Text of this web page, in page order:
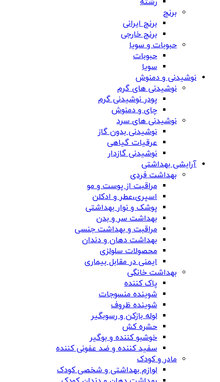
برنج
برنج ایرانی
برنج خارجی
حبوبات و سویا
حبوبات
سویا
نوشیدنی و دمنوش
نوشیدنی های گرم
پودر نوشیدنی گرم
چای و دمنوش
نوشیدنی های سرد
نوشیدنی بدون گاز
عرقیات گیاهی
نوشیدنی گازدار
آرایشی بهداشتی
بهداشت فردی
مراقبت از پوست و مو
اسپری،عطر و ادکلن
پوشک و نوار بهداشتی
بهداشت سر و بدن
مراقبت و بهداشت جنسی
بهداشت دهان و دندان
محصولات سلولزی
ایمنی در مقابل بیماری
بهداشت خانگی
پاک کننده
شوینده منسوجات
شوینده ظروف
لوله بازکن و رسوبگیر
حشره کش
خوشبو کننده و بوگیر
سفید کننده و ضد عفونی کننده
مادر و کودک
لوازم بهداشتی و شخصی کودک